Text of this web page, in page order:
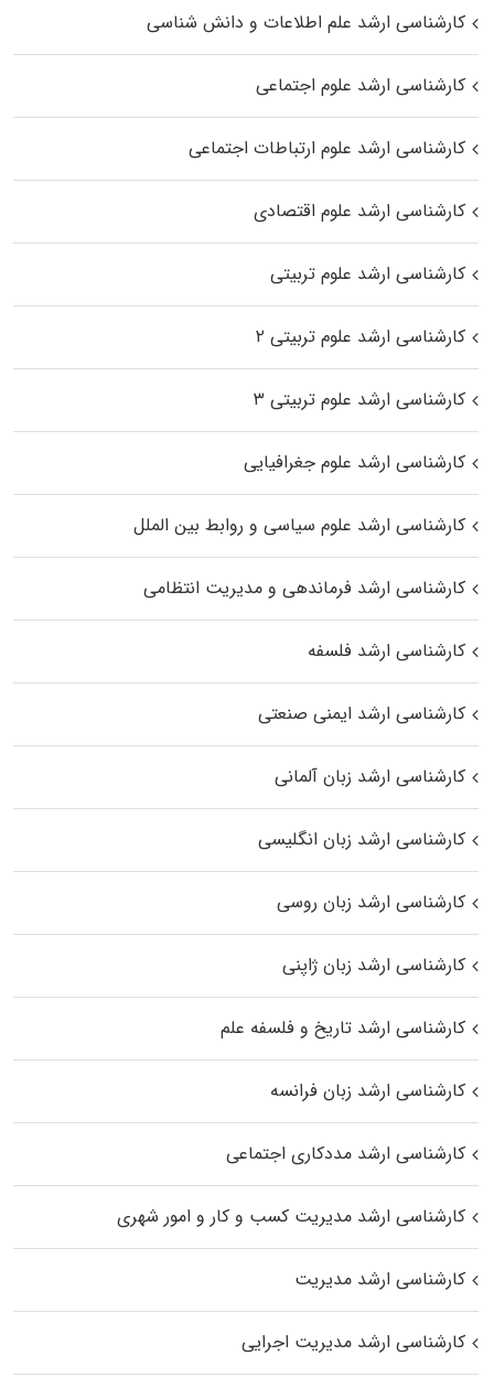
کارشناسی ارشد علم اطلاعات و دانش شناسی
کارشناسی ارشد علوم اجتماعی
کارشناسی ارشد علوم ارتباطات اجتماعی
کارشناسی ارشد علوم اقتصادی
کارشناسی ارشد علوم تربیتی
کارشناسی ارشد علوم تربیتی ۲
کارشناسی ارشد علوم تربیتی ۳
کارشناسی ارشد علوم جغرافیایی
کارشناسی ارشد علوم سیاسی و روابط بین الملل
کارشناسی ارشد فرماندهی و مدیریت انتظامی
کارشناسی ارشد فلسفه
کارشناسی ارشد ایمنی صنعتی
کارشناسی ارشد زبان آلمانی
کارشناسی ارشد زبان انگلیسی
کارشناسی ارشد زبان روسی
کارشناسی ارشد زبان ژاپنی
کارشناسی ارشد تاریخ و فلسفه علم
کارشناسی ارشد زبان فرانسه
کارشناسی ارشد مددکاری اجتماعی
کارشناسی ارشد مدیریت کسب و کار و امور شهری
کارشناسی ارشد مدیریت
کارشناسی ارشد مدیریت اجرایی